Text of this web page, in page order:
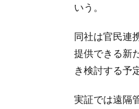
いう。
同社は官民連
提供できる新
き検討する予
実証では遠隔